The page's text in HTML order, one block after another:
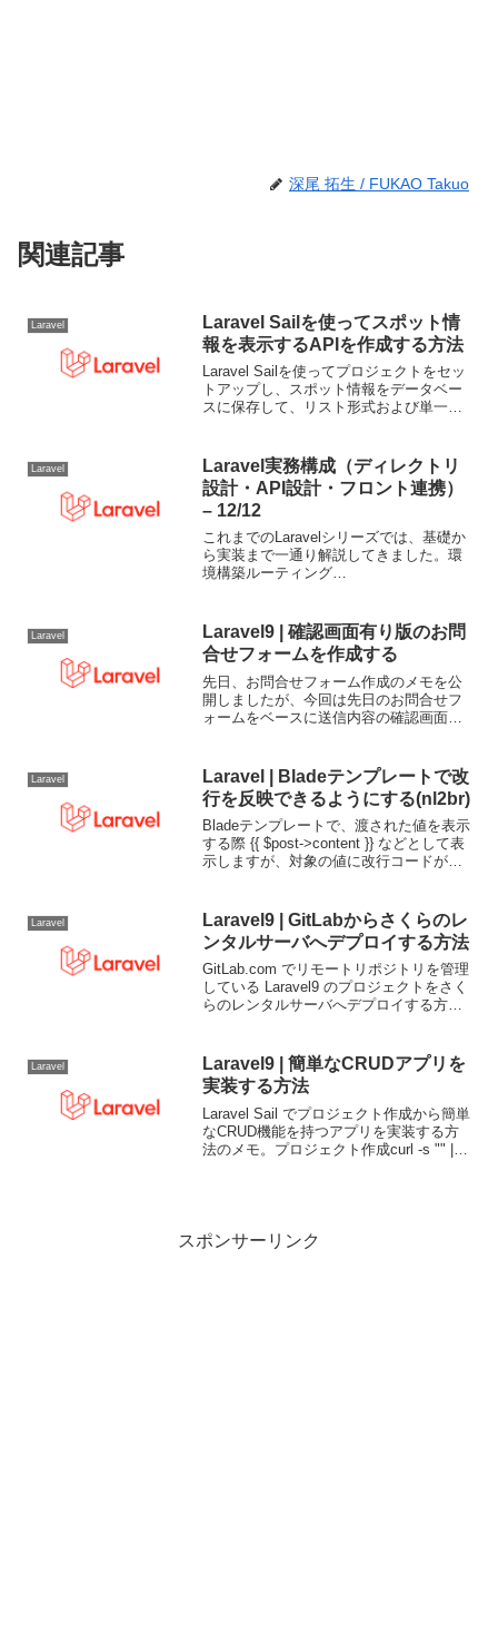
深尾 拓生 / FUKAO Takuo
関連記事
Laravel
Laravel Sailを使ってスポット情
報を表示するAPIを作成する方法
Laravel Sailを使ってプロジェクトをセッ
トアップし、スポット情報をデータベー
スに保存して、リスト形式および単一の
作成（Laravel Sailを使...
Laravel
Laravel実務構成（ディレクトリ
設計・API設計・フロント連携）
– 12/12
これまでのLaravelシリーズでは、基礎か
ら実装まで一通り解説してきました。環
境構築ルーティング
Laravel...
Laravel
Laravel9 | 確認画面有り版のお問
合せフォームを作成する
先日、お問合せフォーム作成のメモを公
開しましたが、今回は先日のお問合せフ
ォームをベースに送信内容の確認画面を
ション追加# /app/Http/Controllers/F...
Laravel
Laravel | Bladeテンプレートで改
行を反映できるようにする(nl2br)
Bladeテンプレートで、渡された値を表示
する際 {{ $post->content }} などとして表
示しますが、対象の値に改行コードが入
が、{{ }} ...
Laravel
Laravel9 | GitLabからさくらのレ
ンタルサーバへデプロイする方法
GitLab.com でリモートリポジトリを管理
している Laravel9 のプロジェクトをさく
らのレンタルサーバへデプロイする方法
発環境と異なるバージョン...
Laravel
Laravel9 | 簡単なCRUDアプリを
実装する方法
Laravel Sail でプロジェクト作成から簡単
なCRUD機能を持つアプリを実装する方
法のメモ。プロジェクト作成curl -s "" |
スポンサーリンク